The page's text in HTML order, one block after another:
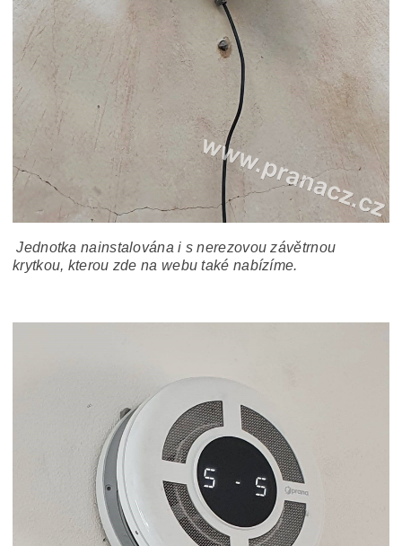
Jednotka nainstalována i s nerezovou závětrnou
krytkou, kterou zde na webu také nabízíme.